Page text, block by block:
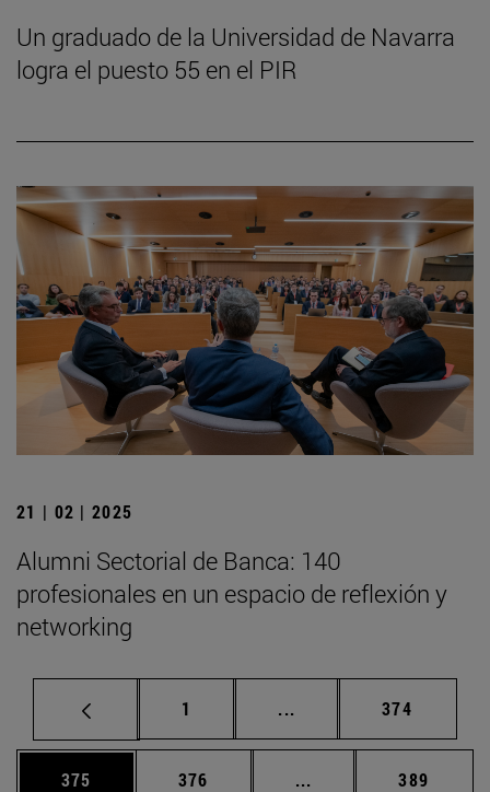
Un graduado de la Universidad de Navarra
logra el puesto 55 en el PIR
21 | 02 | 2025
Alumni Sectorial de Banca: 140
profesionales en un espacio de reflexión y
networking
Página
1 ... Páginas intermedias
Página
374
Página
375 Página
376 ... Páginas intermedias
Página
389